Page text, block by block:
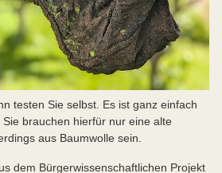
testen Sie selbst. Es ist ganz einfach
brauchen hierfür nur eine alte
aus Baumwolle sein.
dem Bürgerwissenschaftlichen Projekt